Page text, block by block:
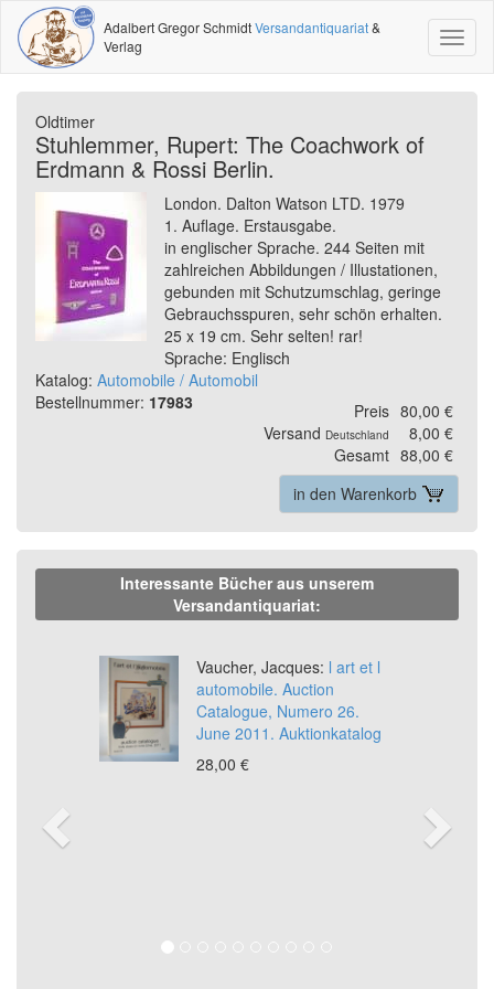
Adalbert Gregor SchmidtVersandantiquariat&
Verlag
Oldtimer
Stuhlemmer, Rupert: The Coachwork of
Erdmann & Rossi Berlin.
London. Dalton Watson LTD. 1979
1. Auflage. Erstausgabe.
in englischer Sprache. 244 Seiten mit
zahlreichen Abbildungen / Illustationen,
gebunden mit Schutzumschlag, geringe
Gebrauchsspuren, sehr schön erhalten.
25 x 19 cm. Sehr selten! rar!
Sprache: Englisch
Katalog: Automobile / Automobil
Bestellnummer: 17983 Preis 80,00 €
Versand Deutschland
8,00 €
Gesamt 88,00 €
in den Warenkorb
Interessante Bücher aus unserem
Versandantiquariat:
Vaucher, Jacques: l art et l
automobile. Auction
Catalogue, Numero 26.
June 2011. Auktionkatalog
28,00 €
Previous